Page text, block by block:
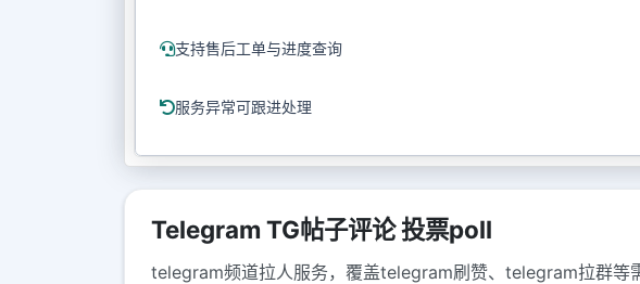
支持售后工单与进度查询
服务异常可跟进处理
Telegram TG帖子评论 投票poll
telegram频道拉人服务，覆盖telegram刷赞、telegram拉群等